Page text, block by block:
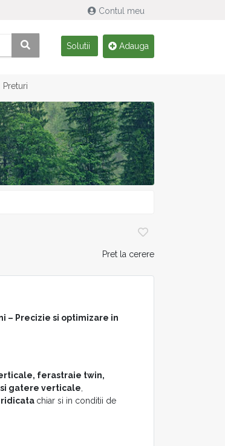
Contul meu
Solutii Adauga
Preturi
Pret la cerere
– Precizie si optimizare in
ferastraie twin,
gatere verticale,
chiar si in conditii de